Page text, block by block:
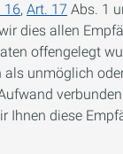
16, Art. 17 Abs. 1
dies allen
offengelegt
als unmöglich
Ihnen diese